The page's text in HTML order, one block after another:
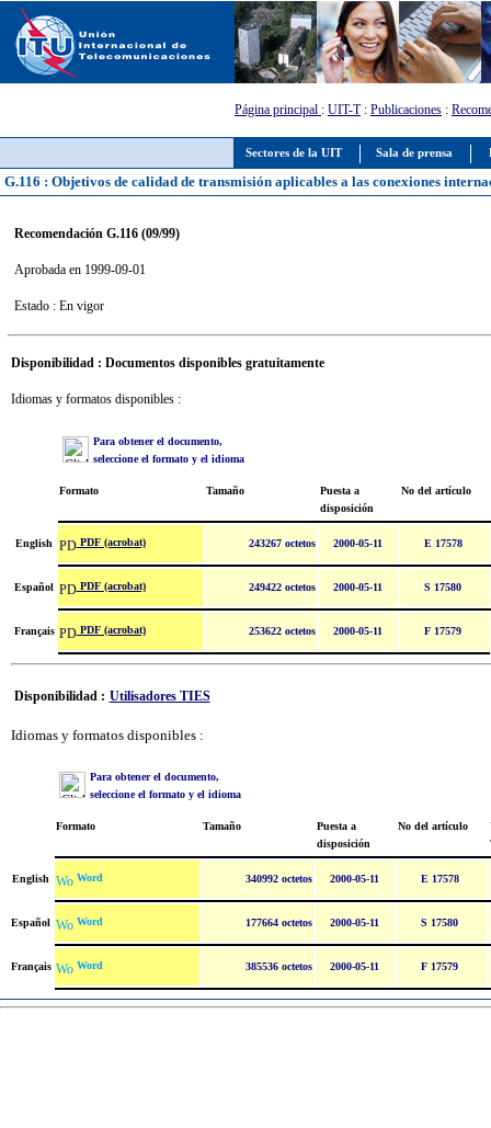
Sectores de la UIT Sala de prensa
Página principal : UIT-T: Publicaciones :
G.116 : Objetivos de calidad de transmisión aplicables a las conexiones
Recomendación G.116 (09/99)
Aprobada en 1999-09-01
Estado : En vigor
Disponibilidad : Documentos disponibles gratuitamente
Idiomas y formatos disponibles :
Para obtener el documento,
seleccione el formato y el idioma
Formato Tamaño
Puesta a
disposición
No del artículo
English PDF (acrobat) 243267 octetos 2000-05-11 E 17578
Español PDF (acrobat) 249422 octetos 2000-05-11 S 17580
Français PDF (acrobat) 253622 octetos 2000-05-11 F 17579
Disponibilidad : Utilisadores TIES
Idiomas y formatos disponibles :
Para obtener el documento,
seleccione el formato y el idioma
Formato Tamaño
Puesta a
disposición
No del artículo
English Word 340992 octetos 2000-05-11 E 17578
Español Word 177664 octetos 2000-05-11 S 17580
Français Word 385536 octetos 2000-05-11 F 17579